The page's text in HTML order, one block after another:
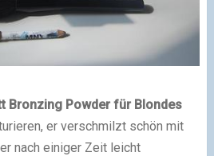
Bronzing Powder für Blondes
er verschmilzt schön mit
nach einiger Zeit leicht